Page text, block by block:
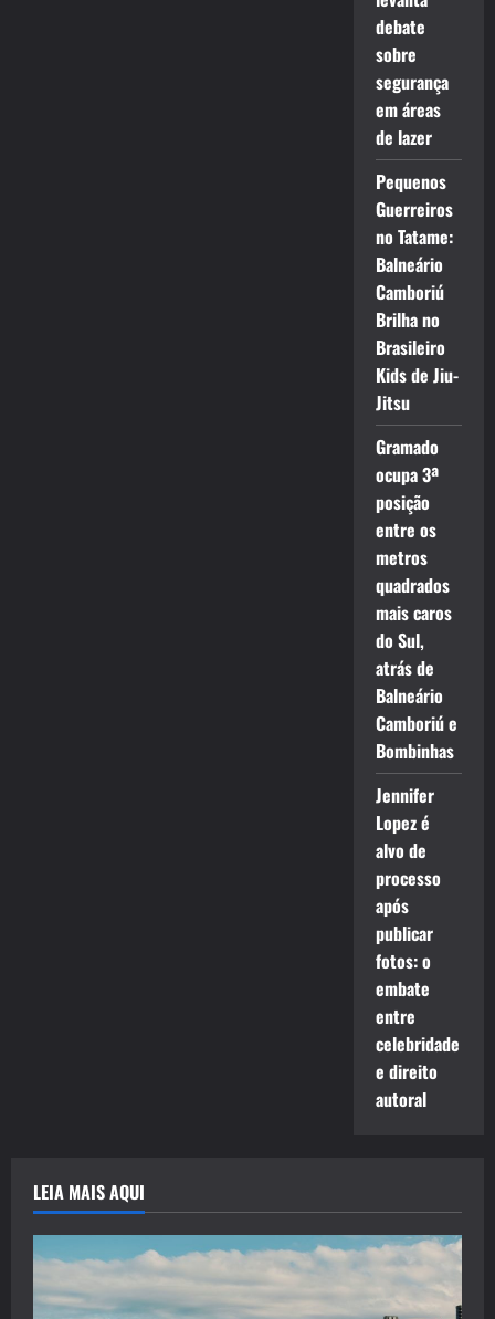
debate
sobre
segurança
em áreas
de lazer
Pequenos
Guerreiros
no Tatame:
Balneário
Camboriú
Brilha no
Brasileiro
Kids de Jiu-
Jitsu
Gramado
ocupa 3ª
posição
entre os
metros
quadrados
mais caros
do Sul,
atrás de
Balneário
Camboriú e
Bombinhas
Jennifer
Lopez é
alvo de
processo
após
publicar
fotos: o
embate
entre
celebridade
e direito
autoral
LEIA MAIS AQUI